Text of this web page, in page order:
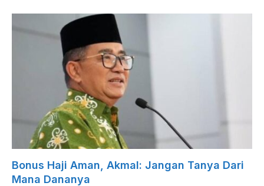
Bonus Haji Aman, Akmal: Jangan Tanya Dari
Mana Dananya